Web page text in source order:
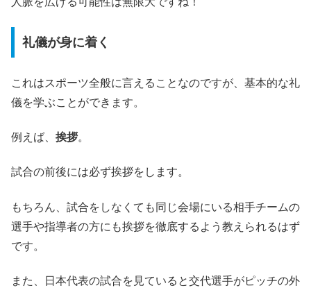
礼儀が身に着く
これはスポーツ全般に言えることなのですが、基本的な礼
儀を学ぶことができます。
例えば、 挨拶。
試合の前後には必ず挨拶をします。
もちろん、試合をしなくても同じ会場にいる相手チームの
選手や指導者の方にも挨拶を徹底するよう教えられるはず
です。
また、日本代表の試合を見ていると交代選手がピッチの外